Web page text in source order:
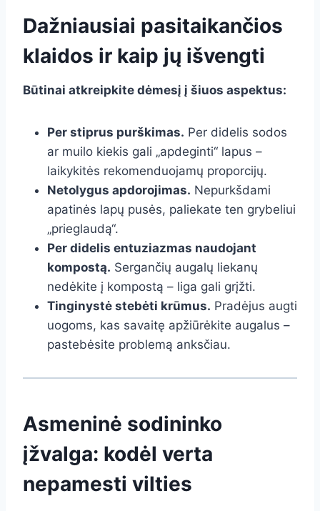
Dažniausiai pasitaikančios
klaidos ir kaip jų išvengti
Būtinai atkreipkite dėmesį į šiuos aspektus:
Per stiprus purškimas. Per didelis sodos
ar muilo kiekis gali „apdeginti“ lapus –
laikykitės rekomenduojamų proporcijų.
Netolygus apdorojimas. Nepurkšdami
apatinės lapų pusės, paliekate ten grybeliui
„prieglaudą“.
Per didelis entuziazmas naudojant
kompostą. Sergančių augalų liekanų
nedėkite į kompostą – liga gali grįžti.
Tinginystė stebėti krūmus. Pradėjus augti
uogoms, kas savaitę apžiūrėkite augalus –
pastebėsite problemą anksčiau.
Asmeninė sodininko
įžvalga: kodėl verta
nepamesti vilties